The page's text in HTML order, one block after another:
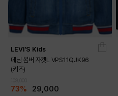
LEVI'S Kids
데님 봄버 자켓L VPS11QJK96
(키즈)
73% 29,000